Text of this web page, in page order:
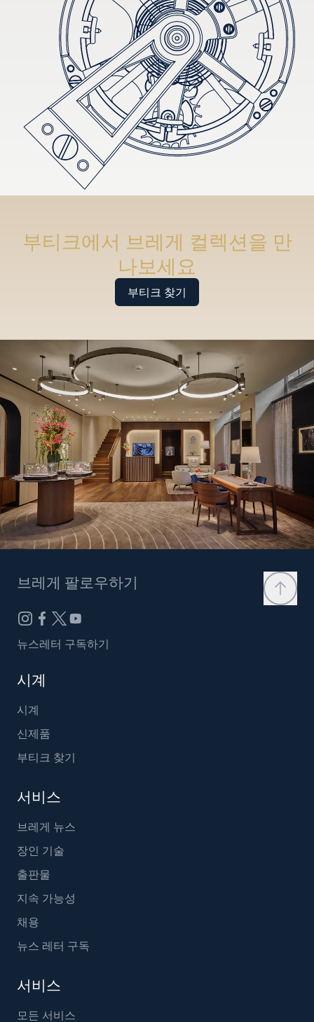
부티크에서 브레게 컬렉션을 만
나보세요
부티크 찾기
브레게 팔로우하기
뉴스레터 구독하기
시계
시계
신제품
부티크 찾기
서비스
브레게 뉴스
장인 기술
출판물
지속 가능성
채용
뉴스 레터 구독
서비스
모든 서비스